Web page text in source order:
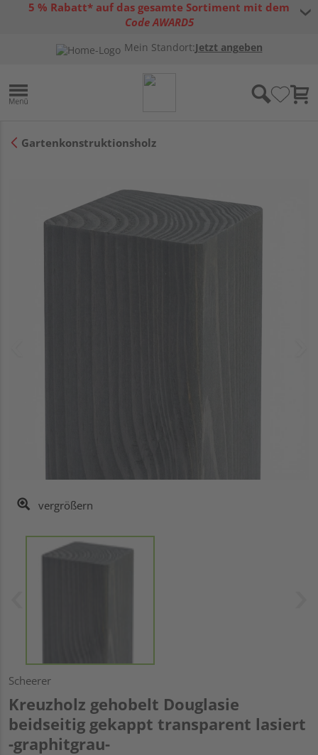
5 % Rabatt* auf das gesamte Sortiment mit dem
Code AWARD5
Gutscheinbedingungen
Mein Standort:Jetzt angeben
Gartenkonstruktionsholz
vergrößern
Scheerer
Kreuzholz gehobelt Douglasie
beidseitig gekappt transparent lasiert
-graphitgrau-